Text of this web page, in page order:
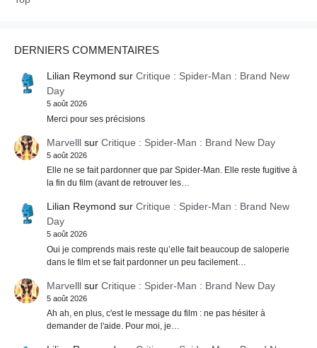
DERNIERS COMMENTAIRES
Lilian Reymond sur Critique : Spider-Man : Brand New
Day
5 août 2026
Merci pour ses précisions
Marvelllsur Critique : Spider-Man : Brand New Day
5 août 2026
Elle ne se fait pardonner que par Spider-Man. Elle reste fugitive à
la fin du film (avant de retrouver les…
Lilian Reymond sur Critique : Spider-Man : Brand New
Day
5 août 2026
Oui je comprends mais reste qu’elle fait beaucoup de saloperie
dans le film et se fait pardonner un peu facilement…
Marvelllsur Critique : Spider-Man : Brand New Day
5 août 2026
Ah ah, en plus, c'est le message du film : ne pas hésiter à
demander de l'aide. Pour moi, je…